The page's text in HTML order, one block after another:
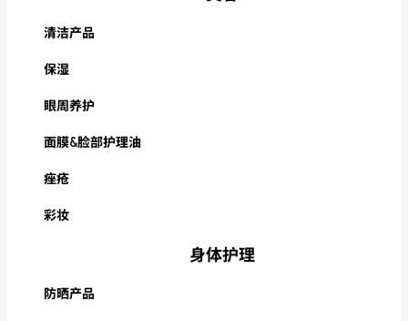
清洁产品
保湿
眼周养护
面膜&脸部护理油
痤疮
彩妆
身体护理
防晒产品